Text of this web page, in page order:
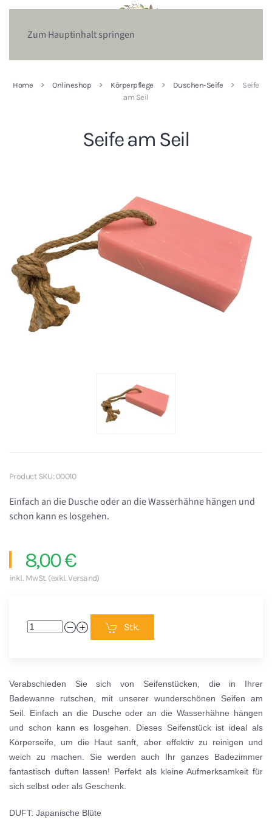
Zum Hauptinhalt springen
Home Onlineshop Körperpflege Duschen-Seife
Seife
am Seil
Seife am Seil
Product SKU: 00010
Einfach an die Dusche oder an die Wasserhähne hängen und
schon kann es losgehen.
8,00 €
inkl. MwSt. (exkl. Versand)
Stk.
Verabschieden Sie sich von Seifenstücken, die in Ihrer
Badewanne rutschen, mit unserer wunderschönen Seifen am
Seil. Einfach an die Dusche oder an die Wasserhähne hängen
und schon kann es losgehen. Dieses Seifenstück ist ideal als
Körperseife, um die Haut sanft, aber effektiv zu reinigen und
weich zu machen. Sie werden auch Ihr ganzes Badezimmer
fantastisch duften lassen! Perfekt als kleine Aufmerksamkeit für
sich selbst oder als Geschenk.
DUFT: Japanische Blüte